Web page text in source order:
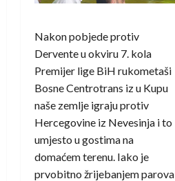
Nakon pobjede protiv
Dervente u okviru 7. kola
Premijer lige BiH rukometaši
Bosne Centrotrans iz u Kupu
naše zemlje igraju protiv
Hercegovine iz Nevesinja i to
umjesto u gostima na
domaćem terenu. Iako je
prvobitno žrijebanjem parova